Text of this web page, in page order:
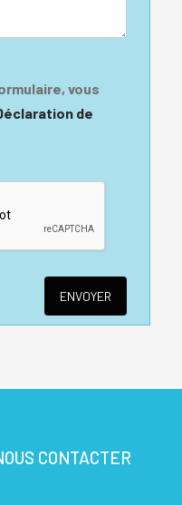
vous
de
CONTACTER